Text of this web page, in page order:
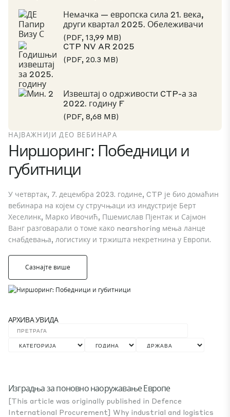
Немачка — европска сила 21. века,
други квартал 2025. Обележивачи
(PDF, 13,99 MB)
CTP NV AR 2025
(PDF, 20.3 MB)
Извештај о одрживости CTP-а за
2022. годину F
(PDF, 8,68 MB)
НАЈВАЖНИЈИ ДЕО ВЕБИНАРА
Ниршоринг: Победници и
губитници
У четвртак, 7. децембра 2023. године, CTP је био домаћин
вебинара на којем су стручњаци из индустрије Берт
Хеселинк, Марко Ивочић, Пшемислав Пјентак и Сајмон
Ванг разговарали о томе како nearshoring мења ланце
снабдевања, логистику и тржишта некретнина у Европи.
Сазнајте више
АРХИВА УВИДА
Изградња за поновно наоружавање Европе
[This article was originally published in Defence
International Procurement] Why industrial and logistics